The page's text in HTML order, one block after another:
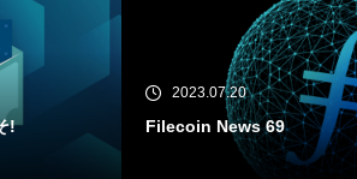
2023.07.18
IPFS News 192へようこそ!